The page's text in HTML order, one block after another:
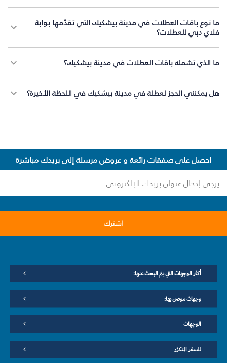
ما نوع باقات العطلات في مدينة بيشكيك التي تقدّمها بوابة
فلاي دبي للعطلات؟
ما الذي تشمله باقات العطلات في مدينة بيشكيك؟
هل يمكنني الحجز لعطلة في مدينة بيشكيك في اللحظة الأخيرة؟
احصل على صفقات رائعة و عروض مرسلة إلى بريدك مباشرة
اشترك
أكثر الوجهات التي يتم البحث عنها:
وجهات موصى بها:
الوجهات
للسفر المتكرّر